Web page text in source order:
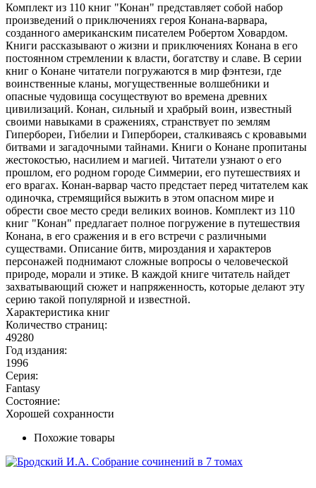
Комплект из 110 книг "Конан" представляет собой набор
произведений о приключениях героя Конана-варвара,
созданного американским писателем Робертом Ховардом.
Книги рассказывают о жизни и приключениях Конана в его
постоянном стремлении к власти, богатству и славе. В серии
книг о Конане читатели погружаются в мир фэнтези, где
воинственные кланы, могущественные волшебники и
опасные чудовища сосуществуют во времена древних
цивилизаций. Конан, сильный и храбрый воин, известный
своими навыками в сражениях, странствует по землям
Гипербореи, Гибелии и Гипербореи, сталкиваясь с кровавыми
битвами и загадочными тайнами. Книги о Конане пропитаны
жестокостью, насилием и магией. Читатели узнают о его
прошлом, его родном городе Симмерии, его путешествиях и
его врагах. Конан-варвар часто предстает перед читателем как
одиночка, стремящийся выжить в этом опасном мире и
обрести свое место среди великих воинов. Комплект из 110
книг "Конан" предлагает полное погружение в путешествия
Конана, в его сражения и в его встречи с различными
существами. Описание битв, мироздания и характеров
персонажей поднимают сложные вопросы о человеческой
природе, морали и этике. В каждой книге читатель найдет
захватывающий сюжет и напряженность, которые делают эту
серию такой популярной и известной.
Характеристика книг
Количество страниц:
49280
Год издания:
1996
Серия:
Fantasy
Состояние:
Хорошей сохранности
Похожие товары